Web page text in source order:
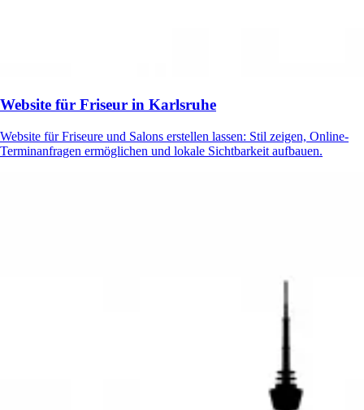
Website für Friseur in Karlsruhe
Website für Friseure und Salons erstellen lassen: Stil zeigen, Online-
Terminanfragen ermöglichen und lokale Sichtbarkeit aufbauen.